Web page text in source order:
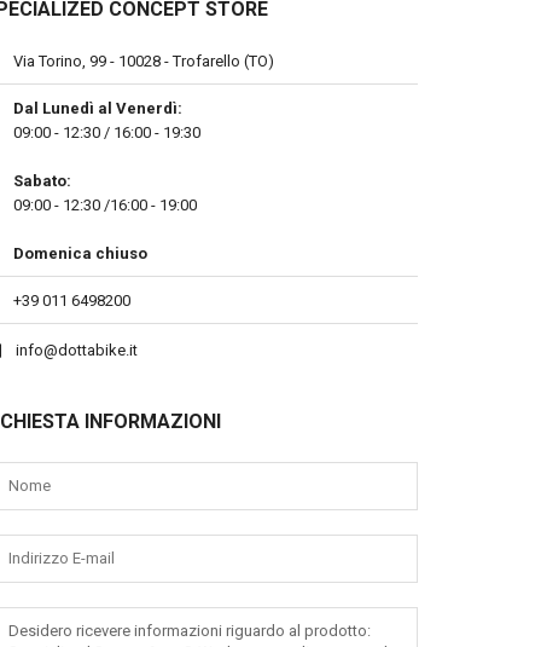
CONCEPT STORE
Via Torino, 99 - 10028 - Trofarello (TO)
Dal Lunedì al Venerdì:
09:00 - 12:30 / 16:00 - 19:30
Sabato:
09:00 - 12:30 /16:00 - 19:00
Domenica chiuso
+39 011 6498200
info@dottabike.it
INFORMAZIONI